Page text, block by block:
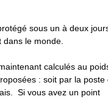
sous un à deux
le monde.
calculés au
: soit par la poste
Si vous avez un point